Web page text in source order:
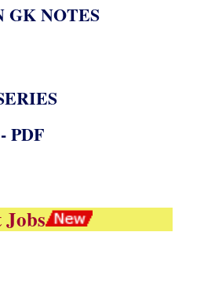
GK NOTES
PDF